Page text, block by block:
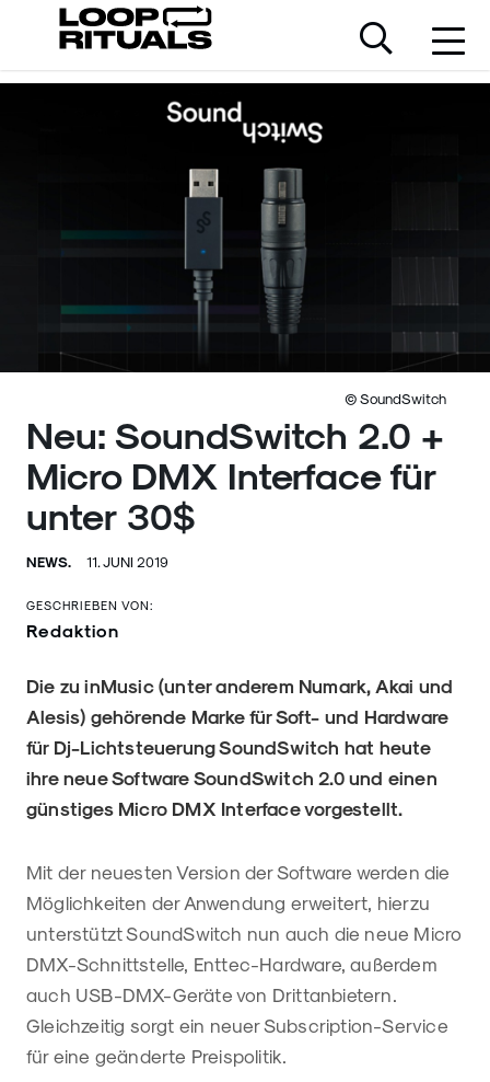
© SoundSwitch
Neu: SoundSwitch 2.0 +
Micro DMX Interface für
unter 30$
NEWS. 11. JUNI 2019
GESCHRIEBEN VON:
Redaktion
Die zu inMusic (unter anderem Numark, Akai und
Alesis) gehörende Marke für Soft- und Hardware
für Dj-Lichtsteuerung SoundSwitch hat heute
ihre neue Software SoundSwitch 2.0 und einen
günstiges Micro DMX Interface vorgestellt.
Mit der neuesten Version der Software werden die
Möglichkeiten der Anwendung erweitert, hierzu
unterstützt SoundSwitch nun auch die neue Micro
DMX-Schnittstelle, Enttec-Hardware, außerdem
auch USB-DMX-Geräte von Drittanbietern.
Gleichzeitig sorgt ein neuer Subscription-Service
für eine geänderte Preispolitik.